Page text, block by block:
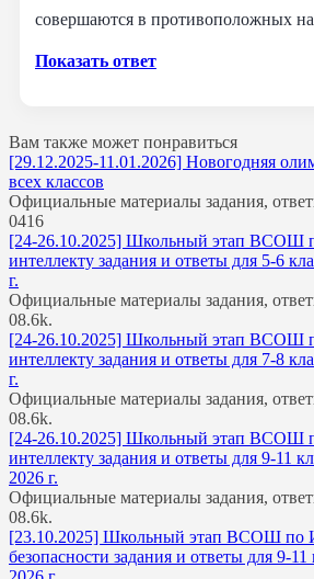
совершаются в противоположных
Показать ответ
Вам также может понравиться
[29.12.2025-11.01.2026] Новогодняя
всех классов
Официальные материалы задания,
0416
[24-26.10.2025] Школьный этап ВСОШ
интеллекту задания и ответы для 5-6
г.
Официальные материалы задания,
08.6k.
[24-26.10.2025] Школьный этап ВСОШ
интеллекту задания и ответы для 7-8
г.
Официальные материалы задания,
08.6k.
[24-26.10.2025] Школьный этап ВСОШ
интеллекту задания и ответы для 9-11
2026 г.
Официальные материалы задания,
08.6k.
[23.10.2025] Школьный этап ВСОШ по
безопасности задания и ответы для 9-